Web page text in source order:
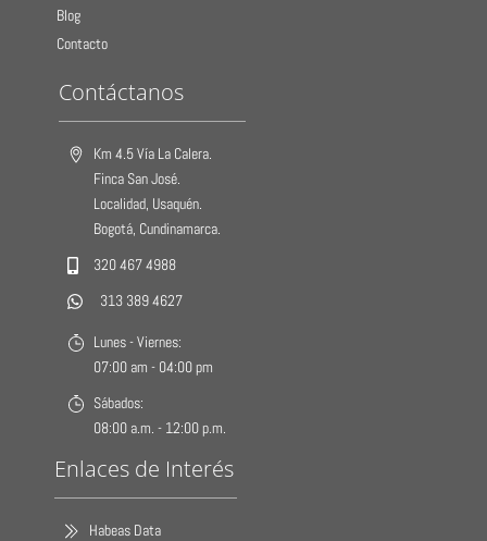
Blog
Contacto
Contáctanos
Km 4.5 Vía La Calera.
Finca San José.
Localidad, Usaquén.
Bogotá, Cundinamarca.
320 467 4988
313 389 4627
Lunes - Viernes:
07:00 am - 04:00 pm
Sábados:
08:00 a.m. - 12:00 p.m.
Enlaces de Interés
Habeas Data